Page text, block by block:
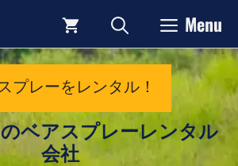
Menu
プレーをレンタル！
ベアスプレーレンタル
会社